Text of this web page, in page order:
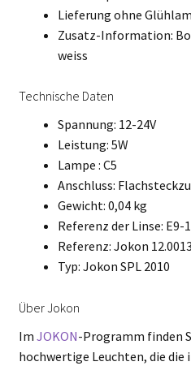
Lieferung ohne
Zusatz-Information:
weiss
Technische Daten
Spannung: 12-24V
Leistung: 5W
Lampe : C5
Anschluss:
Gewicht: 0,04 kg
Referenz der Linse: E9-
Referenz: Jokon
Typ: Jokon SPL 2010
Über Jokon
Im JOKON-Programm finden
hochwertige Leuchten, die